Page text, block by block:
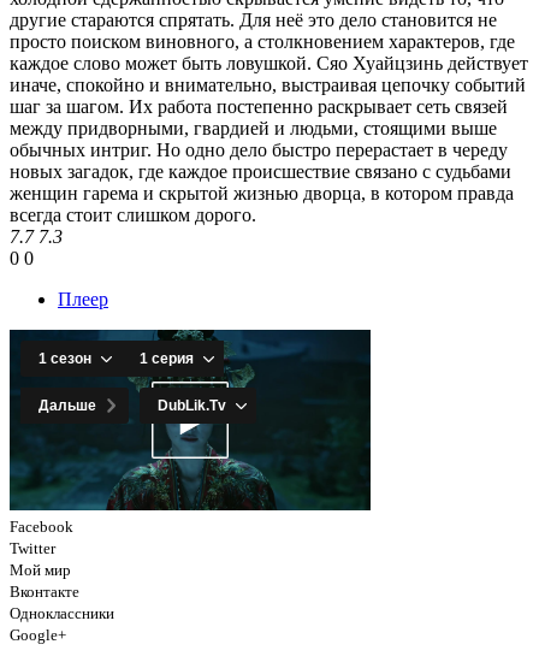
другие стараются спрятать. Для неё это дело становится не
просто поиском виновного, а столкновением характеров, где
каждое слово может быть ловушкой. Сяо Хуайцзинь действует
иначе, спокойно и внимательно, выстраивая цепочку событий
шаг за шагом. Их работа постепенно раскрывает сеть связей
между придворными, гвардией и людьми, стоящими выше
обычных интриг. Но одно дело быстро перерастает в череду
новых загадок, где каждое происшествие связано с судьбами
женщин гарема и скрытой жизнью дворца, в котором правда
всегда стоит слишком дорого.
7.7 7.3
0 0
Плеер
Facebook
Twitter
Мой мир
Вконтакте
Одноклассники
Google+